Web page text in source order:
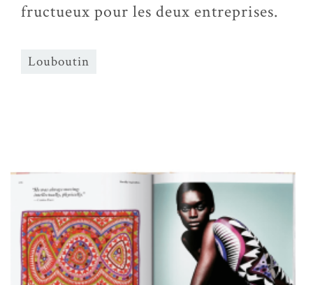
fructueux pour les deux entreprises.
Louboutin